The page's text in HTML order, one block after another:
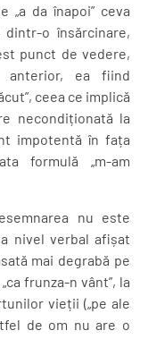
„a da înapoi” ceva
o însărcinare,
punct de vedere,
anterior, ea fiind
ceea ce implică
necondiționată la
impotentă în fața
formulă „m-am
nu este
nivel verbal afișat
mai degrabă pe
frunza-n vânt”, la
vieții („pe ale
de om nu are o